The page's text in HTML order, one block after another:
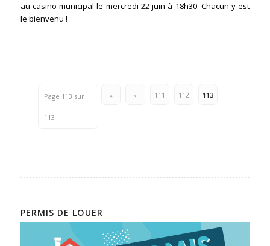
au casino municipal le mercredi 22 juin à 18h30. Chacun y est
le bienvenu !
Page 113 sur
113
« ‹ 111 112 113
PERMIS DE LOUER